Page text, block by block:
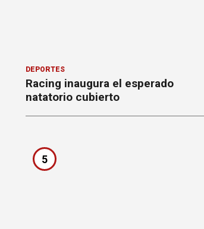
DEPORTES
Racing inaugura el esperado
natatorio cubierto
5